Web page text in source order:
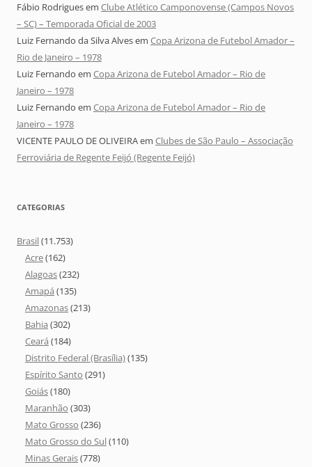
Fábio Rodriguesem Clube Atlético Camponovense (Campos Novos
– SC) – Temporada Oficial de 2003
Luiz Fernando da Silva Alvesem Copa Arizona de Futebol Amador –
Rio de Janeiro – 1978
Luiz Fernando em Copa Arizona de Futebol Amador – Rio de
Janeiro – 1978
Luiz Fernando em Copa Arizona de Futebol Amador – Rio de
Janeiro – 1978
VICENTE PAULO DE OLIVEIRAem Clubes de São Paulo – Associação
Ferroviária de Regente Feijó (Regente Feijó)
CATEGORIAS
Brasil(11.753)
Acre(162)
Alagoas(232)
Amapá (135)
Amazonas(213)
Bahia (302)
Ceará (184)
Distrito Federal (Brasília)(135)
Espírito Santo (291)
Goiás(180)
Maranhão (303)
Mato Grosso (236)
Mato Grosso do Sul(110)
Minas Gerais(778)